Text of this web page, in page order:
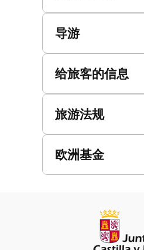
导游
给旅客的信息
旅游法规
欧洲基金